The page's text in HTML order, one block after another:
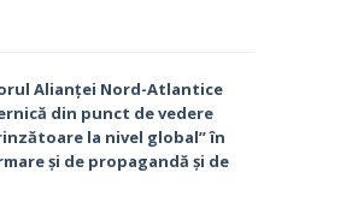
Alianței Nord-Atlantice
din punct de vedere
la nivel global” în
și de propagandă și de